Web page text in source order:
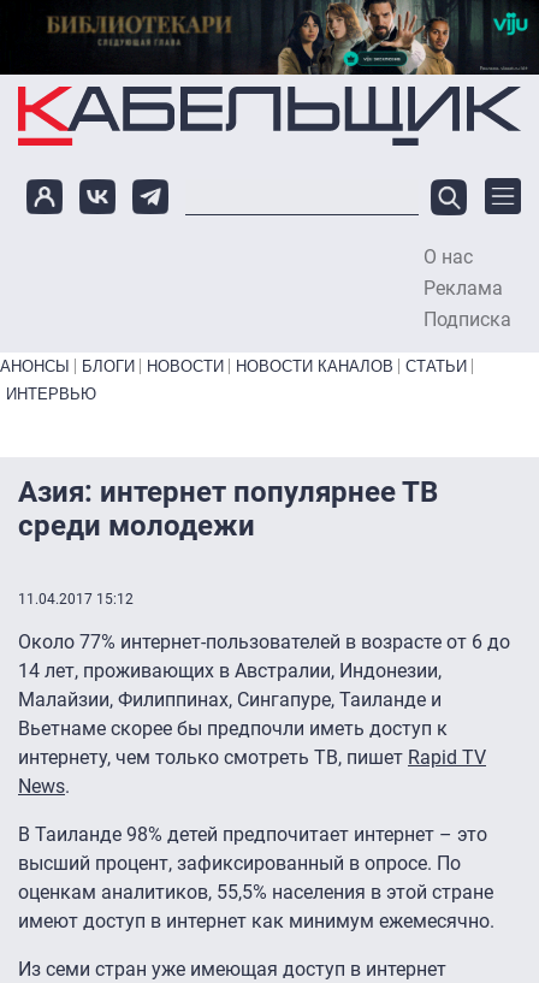
Перейти к основному содержанию
О нас
Реклама
Подписка
Primary links bottom
АНОНСЫ БЛОГИ НОВОСТИ НОВОСТИ КАНАЛОВ
СТАТЬИ
ИНТЕРВЬЮ
Азия: интернет популярнее ТВ
среди молодежи
11.04.2017 15:12
Около 77% интернет-пользователей в возрасте от 6 до
14 лет, проживающих в Австралии, Индонезии,
Малайзии, Филиппинах, Сингапуре, Таиланде и
Вьетнаме скорее бы предпочли иметь доступ к
интернету, чем только смотреть ТВ, пишет Rapid TV
News.
В Таиланде 98% детей предпочитает интернет – это
высший процент, зафиксированный в опросе. По
оценкам аналитиков, 55,5% населения в этой стране
имеют доступ в интернет как минимум ежемесячно.
Из семи стран уже имеющая доступ в интернет